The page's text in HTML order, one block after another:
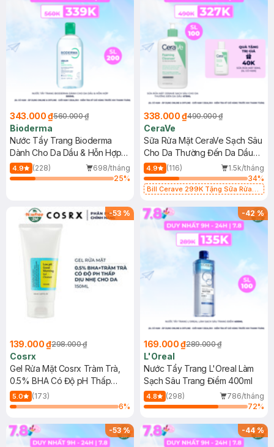
343.000 ₫560.000 ₫
Bioderma
Nước Tẩy Trang Bioderma
Dành Cho Da Dầu & Hỗn Hợp
500ml
4.9 (228)
698/tháng
25%
338.000 ₫490.000 ₫
CeraVe
Sữa Rửa Mặt CeraVe Sạch Sâu
Cho Da Thường Đến Da Dầu
473ml
4.9 (116)
1.5k/tháng
34%
Bill Cerave 299K Tặng Sữa Rửa
-53 %
139.000 ₫298.000 ₫
Cosrx
Gel Rửa Mặt Cosrx Tràm Trà,
0.5% BHA Có Độ pH Thấp
150ml
5.0
(173)
6%
-42%
169.000 ₫289.000 ₫
L'Oreal
Nước Tẩy Trang L'Oreal Làm
Sạch Sâu Trang Điểm 400ml
4.8 (298)
786/tháng
72%
-53% -44%